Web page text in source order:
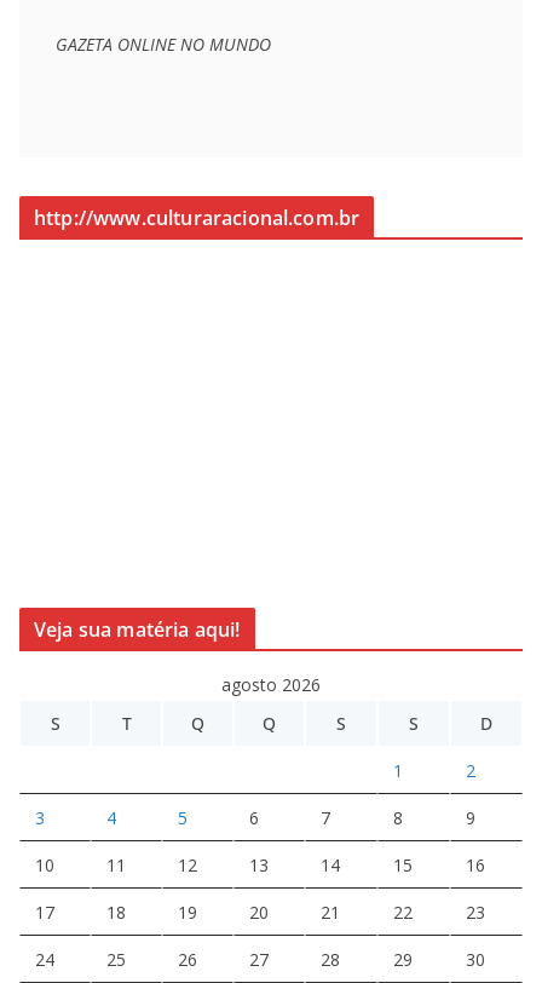
GAZETA ONLINE NO MUNDO
http://www.culturaracional.com.br
Veja sua matéria aqui!
agosto 2026
S
T Q Q S S D
1 2
3 4 5 6 7 8 9
10 11 12 13 14 15 16
17 18 19 20 21 22 23
24 25 26 27 28 29 30